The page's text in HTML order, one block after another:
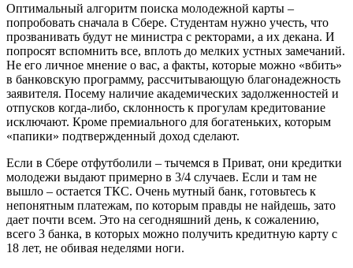
Оптимальный алгоритм поиска молодежной карты –
попробовать сначала в Сбере. Студентам нужно учесть, что
прозванивать будут не министра с ректорами, а их декана. И
попросят вспомнить все, вплоть до мелких устных замечаний.
Не его личное мнение о вас, а факты, которые можно «вбить»
в банковскую программу, рассчитывающую благонадежность
заявителя. Посему наличие академических задолженностей и
отпусков когда-либо, склонность к прогулам кредитование
исключают. Кроме премиального для богатеньких, которым
«папики» подтвержденный доход сделают.
Если в Сбере отфутболили – тычемся в Приват, они кредитки
молодежи выдают примерно в 3/4 случаев. Если и там не
вышло – остается ТКС. Очень мутный банк, готовьтесь к
непонятным платежам, по которым правды не найдешь, зато
дает почти всем. Это на сегодняшний день, к сожалению,
всего 3 банка, в которых можно получить кредитную карту с
18 лет, не обивая неделями ноги.